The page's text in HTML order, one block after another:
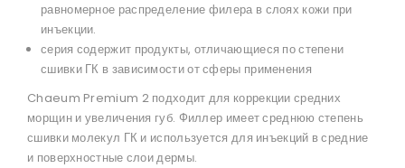
равномерное распределение филера в слоях кожи при
инъекции.
серия содержит продукты, отличающиеся по степени
сшивки ГК в зависимости от сферы применения
Chaeum Premium 2 подходит для коррекции средних
морщин и увеличения губ. Филлер имеет среднюю степень
сшивки молекул ГК и используется для инъекций в средние
и поверхностные слои дермы.